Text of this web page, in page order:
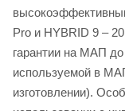
Pro и HYBRID 9 –
гарантии на МАП
используемой в
изготовлении).